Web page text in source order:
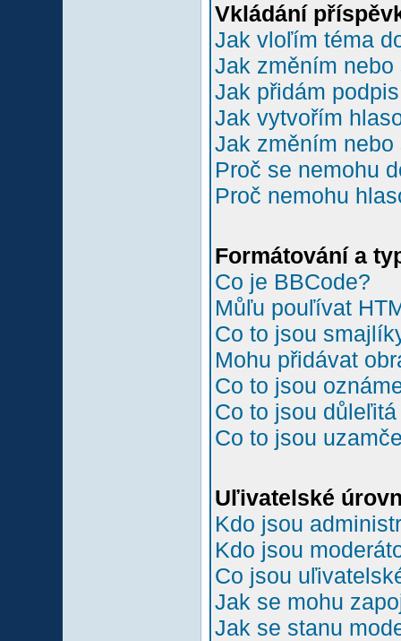
Vkládání
Jak vloľím téma
Jak změním
Jak přidám
Jak vytvořím
Jak změním
Proč se nemohu
Proč nemohu
Formátování a
Co je BBCode?
Můľu pouľívat
Co to jsou
Mohu přidávat
Co to jsou
Co to jsou
Co to jsou
Uľivatelské
Kdo jsou
Kdo jsou
Co jsou
Jak se mohu
Jak se stanu